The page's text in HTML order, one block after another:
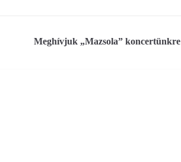
Meghívjuk „Mazsola” koncertünkre